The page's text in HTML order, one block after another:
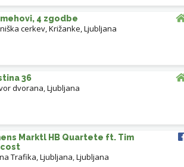
mehovi, 4 zgodbe
cerkev, Križanke, Ljubljana
36
dvorana,Ljubljana
Marktl HB Quartete ft. Tim
Trafika, Ljubljana,Ljubljana